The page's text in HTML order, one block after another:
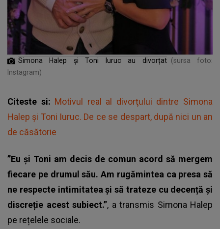
Simona Halep și Toni Iuruc au divorțat (sursa foto:
Instagram)
Citeste si: Motivul real al divorţului dintre Simona
Halep şi Toni Iuruc. De ce se despart, după nici un an
de căsătorie
”Eu și Toni am decis de comun acord să mergem
fiecare pe drumul său. Am rugămintea ca presa să
ne respecte intimitatea și să trateze cu decență și
discreție acest subiect.”, a transmis Simona Halep
pe rețelele sociale.